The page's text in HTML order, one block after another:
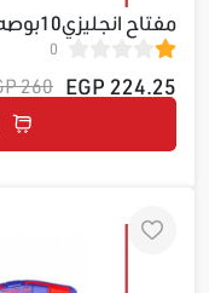
مفتاح انجليزي10بوصه250 مللي EPWH1001
0
224.25 EGP
260 EGP